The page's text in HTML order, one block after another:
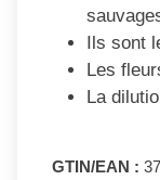
Ils sont
Les
La
GTIN/EAN :